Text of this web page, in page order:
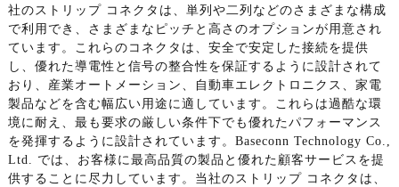
社のストリップ コネクタは、単列や二列などのさまざまな構成
で利用でき、さまざまなピッチと高さのオプションが用意され
ています。これらのコネクタは、安全で安定した接続を提供
し、優れた導電性と信号の整合性を保証するように設計されて
おり、産業オートメーション、自動車エレクトロニクス、家電
製品などを含む幅広い用途に適しています。これらは過酷な環
境に耐え、最も要求の厳しい条件下でも優れたパフォーマンス
を発揮するように設計されています。Baseconn Technology Co.,
Ltd. では、お客様に最高品質の製品と優れた顧客サービスを提
供することに尽力しています。当社のストリップ コネクタは、